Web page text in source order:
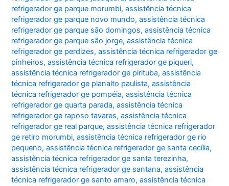
refrigerador ge parque morumbi,assistência técnica
refrigerador ge parque novo mundo,assistência técnica
refrigerador ge parque são domingos,assistência técnica
refrigerador ge parque são jorge,assistência técnica
refrigerador ge perdizes,assistência técnica refrigerador ge
pinheiros,assistência técnica refrigerador ge piqueri,
assistência técnica refrigerador ge pirituba,assistência
técnica refrigerador ge planalto paulista,assistência
técnica refrigerador ge pompéia,assistência técnica
refrigerador ge quarta parada,assistência técnica
refrigerador ge raposo tavares,assistência técnica
refrigerador ge real parque,assistência técnica refrigerador
ge retiro morumbi,assistência técnica refrigerador ge rio
pequeno,assistência técnica refrigerador ge santa cecília,
assistência técnica refrigerador ge santa terezinha,
assistência técnica refrigerador ge santana,assistência
técnica refrigerador ge santo amaro,assistência técnica